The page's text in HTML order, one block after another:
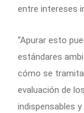
entre intereses
“Apurar esto
estándares
cómo se
evaluación de
indispensables